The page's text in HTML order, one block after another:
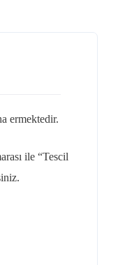
ermektedir.
ile “Tescil